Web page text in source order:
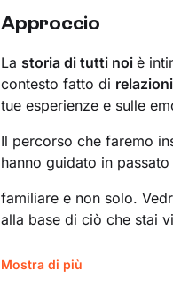
Approccio
La storia di tutti noi è
contesto fatto di relazioni
tue esperienze e sulle
Il percorso che faremo
hanno guidato in
familiare e non solo.
alla base di ciò che stai
Imparerai a trasformare
competenze e potenzialità
Mostra di più